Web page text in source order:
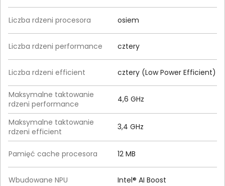
Liczba rdzeni procesora osiem
Liczba rdzeni performance cztery
Liczba rdzeni efficient cztery (Low Power Efficient)
Maksymalne taktowanie
rdzeni performance
4,6 GHz
Maksymalne taktowanie
rdzeni efficient
3,4 GHz
Pamięć cache procesora 12 MB
Wbudowane NPU Intel® AI Boost